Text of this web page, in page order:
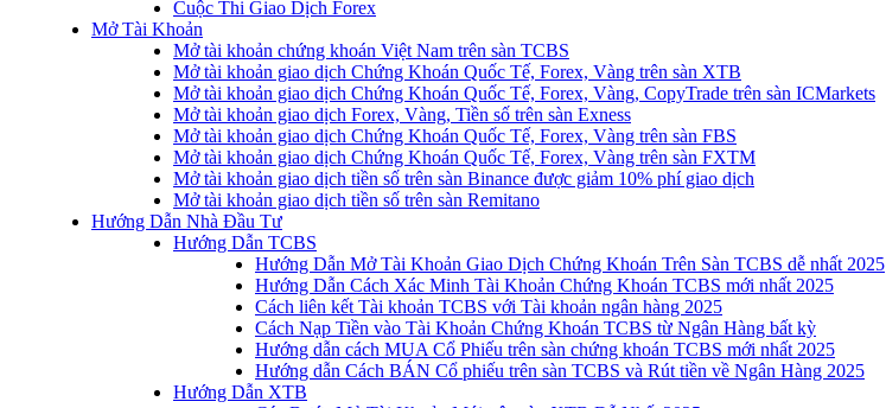
Cuộc Thi Giao Dịch Forex
Mở Tài Khoản
Mở tài khoản chứng khoán Việt Nam trên sàn TCBS
Mở tài khoản giao dịch Chứng Khoán Quốc Tế, Forex, Vàng trên sàn XTB
Mở tài khoản giao dịch Chứng Khoán Quốc Tế, Forex, Vàng, CopyTrade trên sàn ICMarkets
Mở tài khoản giao dịch Forex, Vàng, Tiền số trên sàn Exness
Mở tài khoản giao dịch Chứng Khoán Quốc Tế, Forex, Vàng trên sàn FBS
Mở tài khoản giao dịch Chứng Khoán Quốc Tế, Forex, Vàng trên sàn FXTM
Mở tài khoản giao dịch tiền số trên sàn Binance được giảm 10% phí giao dịch
Mở tài khoản giao dịch tiền số trên sàn Remitano
Hướng Dẫn Nhà Đầu Tư
Hướng Dẫn TCBS
Hướng Dẫn Mở Tài Khoản Giao Dịch Chứng Khoán Trên Sàn TCBS dễ nhất 2025
Hướng Dẫn Cách Xác Minh Tài Khoản Chứng Khoán TCBS mới nhất 2025
Cách liên kết Tài khoản TCBS với Tài khoản ngân hàng 2025
Cách Nạp Tiền vào Tài Khoản Chứng Khoán TCBS từ Ngân Hàng bất kỳ
Hướng dẫn cách MUA Cổ Phiếu trên sàn chứng khoán TCBS mới nhất 2025
Hướng dẫn Cách BÁN Cổ phiếu trên sàn TCBS và Rút tiền về Ngân Hàng 2025
Hướng Dẫn XTB